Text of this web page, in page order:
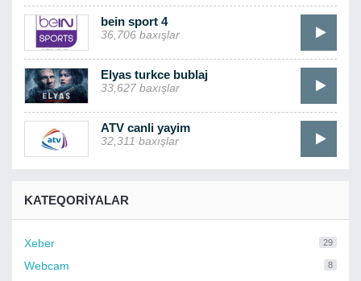
bein sport 4
36,706 baxışlar
Elyas turkce bublaj
33,627 baxışlar
ATV canli yayim
32,311 baxışlar
KATEQORIYALAR
Xeber 29
Webcam 8